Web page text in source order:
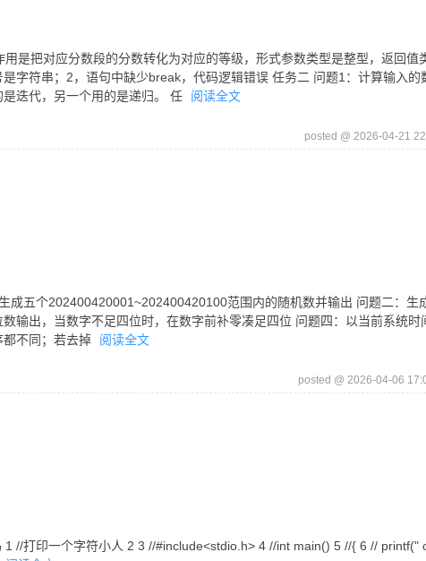
是把对应分数段的分数转化为对应的等级，形式参数类型是整型，返回值
字符串；2，语句中缺少break，代码逻辑错误 任务二 问题1：计算输入
迭代，另一个用的是递归。 任
阅读全文
posted @ 2026-04-21
成五个202400420001~202400420100范围内的随机数并输出 问题二：生
输出，当数字不足四位时，在数字前补零凑足四位 问题四：以当前系统
不同；若去掉
阅读全文
posted @ 2026-04-06
1 //打印一个字符小人 2 3 //#include<stdio.h> 4 //int main() 5 //{ 6 //